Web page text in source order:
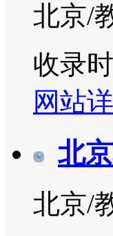
北京/
收录
网站
北
北京/